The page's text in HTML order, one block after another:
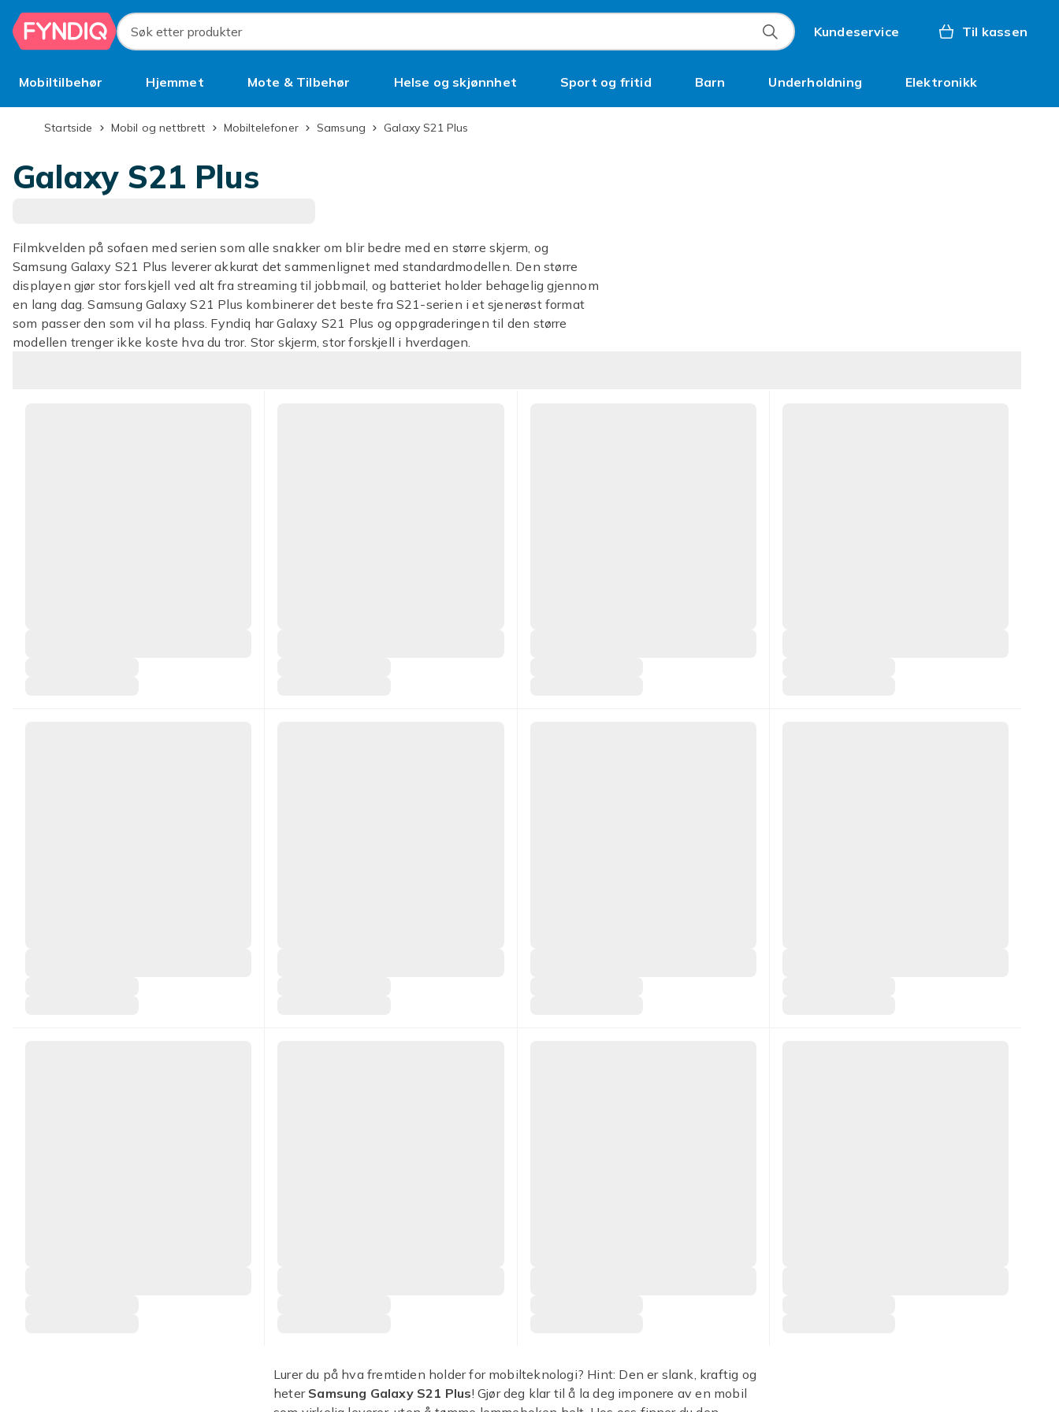
Hopp til hovedinnhold
Søk etter produkter
Kundeservice Til kassen
Mobiltilbehør Hjemmet Mote & Tilbehør Helse og skjønnhet Sport og fritid Barn Underholdning Elektronikk
BruktStartside Mobil og nettbrett Mobiltelefoner Samsung Galaxy S21 Plus
Galaxy S21 Plus
Filmkvelden på sofaen med serien som alle snakker om blir bedre med en større skjerm, og
Samsung Galaxy S21 Plus leverer akkurat det sammenlignet med standardmodellen. Den større
displayen gjør stor forskjell ved alt fra streaming til jobbmail, og batteriet holder behagelig gjennom
en lang dag. Samsung Galaxy S21 Plus kombinerer det beste fra S21-serien i et sjenerøst format
som passer den som vil ha plass. Fyndiq har Galaxy S21 Plus og oppgraderingen til den større
modellen trenger ikke koste hva du tror. Stor skjerm, stor forskjell i hverdagen.
Lurer du på hva fremtiden holder for mobilteknologi? Hint: Den er slank, kraftig og
heter Samsung Galaxy S21 Plus! Gjør deg klar til å la deg imponere av en mobil